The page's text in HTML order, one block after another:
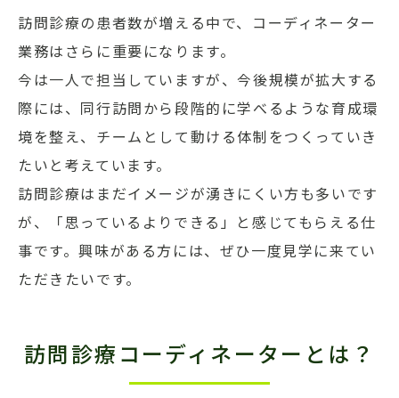
訪問診療の患者数が増える中で、コーディネーター
業務はさらに重要になります。
今は一人で担当していますが、今後規模が拡大する
際には、同行訪問から段階的に学べるような育成環
境を整え、チームとして動ける体制をつくっていき
たいと考えています。
訪問診療はまだイメージが湧きにくい方も多いです
が、「思っているよりできる」と感じてもらえる仕
事です。興味がある方には、ぜひ一度見学に来てい
ただきたいです。
訪問診療コーディネーターとは？